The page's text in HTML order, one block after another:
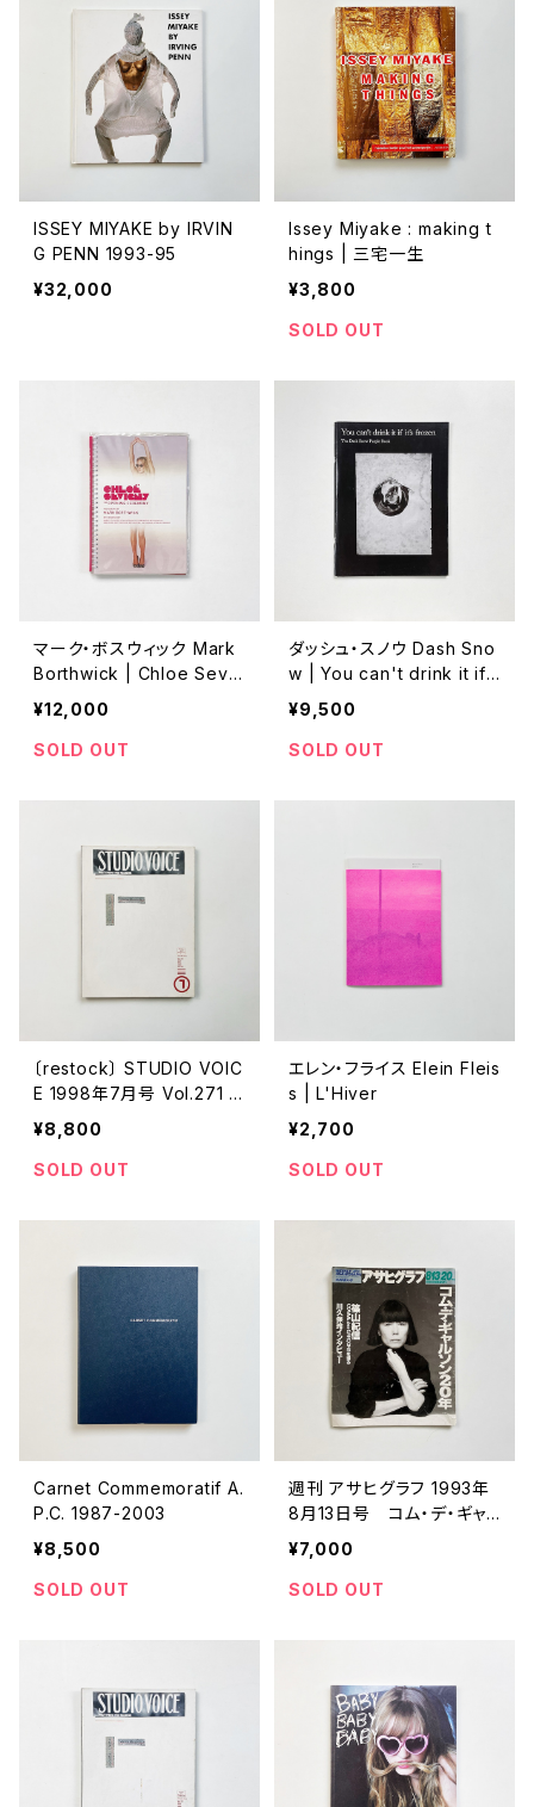
ISSEY MIYAKE by IRVIN
G PENN 1993-95
¥32,000
Issey Miyake : making t
hings | 三宅一生
¥3,800
SOLD OUT
マーク・ボスウィック Mark
Borthwick | Chloe Sevig
ny for Opening Ceremo
¥12,000
SOLD OUT
ダッシュ・スノウ Dash Sno
w | You can't drink it if i
t's frozen: The Dash Sn
ow Purple Book
¥9,500
SOLD OUT
〔restock〕 STUDIO VOIC
E 1998年7月号 Vol.271 M
artin Margiela
¥8,800
SOLD OUT
エレン・フライス Elein Fleis
s | L'Hiver
¥2,700
SOLD OUT
Carnet Commemoratif A.
P.C. 1987-2003
¥8,500
SOLD OUT
週刊 アサヒグラフ 1993年
8月13日号 コム・デ・ギャ
ルソン20年
¥7,000
SOLD OUT